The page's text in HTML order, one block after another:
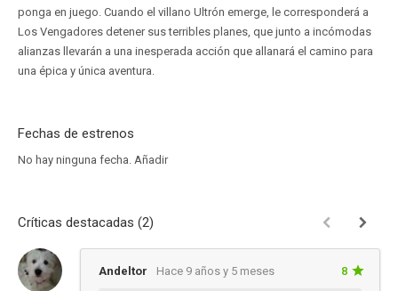
ponga en juego. Cuando el villano Ultrón emerge, le corresponderá a
Los Vengadores detener sus terribles planes, que junto a incómodas
alianzas llevarán a una inesperada acción que allanará el camino para
una épica y única aventura.
Fechas de estrenos
No hay ninguna fecha. Añadir
Críticas destacadas (2)
Andeltor Hace 9 años y 5 meses 8